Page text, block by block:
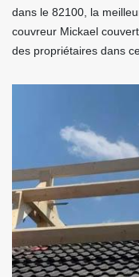
dans le 82100, la
couvreur Mickael
des propriétaires dans